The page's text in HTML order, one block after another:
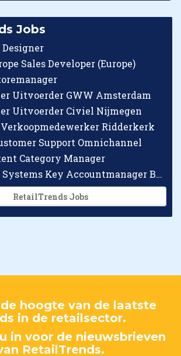
Jobs
Sales Developer (Europe)
Uitvoerder GWW Amsterdam
Uitvoerder Civiel Nijmegen
Ridderkerk
Support Omnichannel
Category Manager
Checkpoint Systems Key Accountmanager Benelux
RetailTrends Jobs
hoogte van de laatste
in de retailsector.
in voor de nieuwsbrieven
RetailTrends.